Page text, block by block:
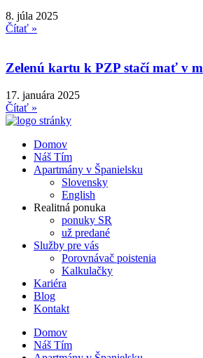
8. júla 2025
Čítať »
Zelenú kartu k PZP stačí mať v
17. januára 2025
Čítať »
Domov
Náš Tím
Apartmány v Španielsku
Slovensky
English
Realitná ponuka
ponuky SR
už predané
Služby pre vás
Porovnávač poistenia
Kalkulačky
Kariéra
Blog
Kontakt
Domov
Náš Tím